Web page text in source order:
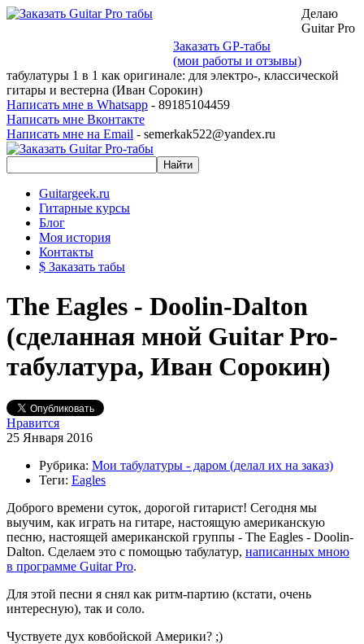
Заказать GP-табы
(мои работы и отзывы)
Делаю
Guitar Pro
табулатуры 1 в 1 как оригинале: для электро-, классической
гитары и вестерна (Иван Сорокин)
Написать мне в Whatsapp - 89185104459
Написать мне Вконтакте
Написать мне на Email - semerkak522@yandex.ru
Guitargeek.ru
Гитарные курсы
Блог
Моя история
Контакты
$ Заказать табы
The Eagles - Doolin-Dalton
(сделанная мной Guitar Pro-
табулатура, Иван Сорокин)
Нравится
25 Января 2016
Рубрика: Мои табулатуры - даром (делал их на заказ)
Теги: Eagles
Доброго времени суток, дорогой гитарист! Сегодня мы
выучим, как играть на гитаре, настоящую американскую
песню, настоящей американской группы - The Eagles - Doolin-
Dalton. Сделаем это с помощью табулатур, написанных мною
в программе Guitar Pro.
Для этой песни я снял как ритм-партию (кстати, очень
интересную), так и соло.
Чуствуете дух ковбойской Америки? ;)